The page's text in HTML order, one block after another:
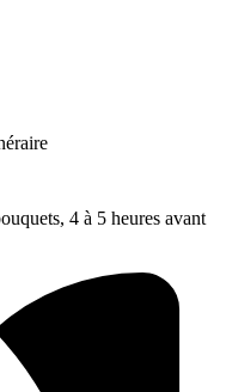
4 à 5 heures avant